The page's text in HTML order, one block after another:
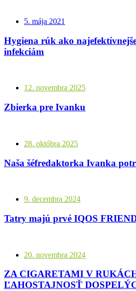
5. mája 2021
Hygiena rúk ako
infekciám
12. novembra 2025
Zbierka pre Ivanku
28. októbra 2025
Naša šéfredaktorka Ivanka
9. decembra 2024
Tatry majú prvé IQOS
20. novembra 2024
ZA CIGARETAMI V
ĽAHOSTAJNOSŤ